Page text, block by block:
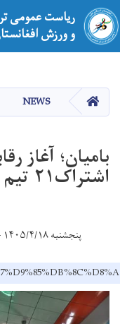
ریاست عمومی
و ورزش
HOME
NEWS
بامیان؛ آغاز
اشتراک۲۱ تیم ادارات دولتی در مرکز
پنجشنبه ۱۴۰۵/۴/۱۸ - ۹:۲۵